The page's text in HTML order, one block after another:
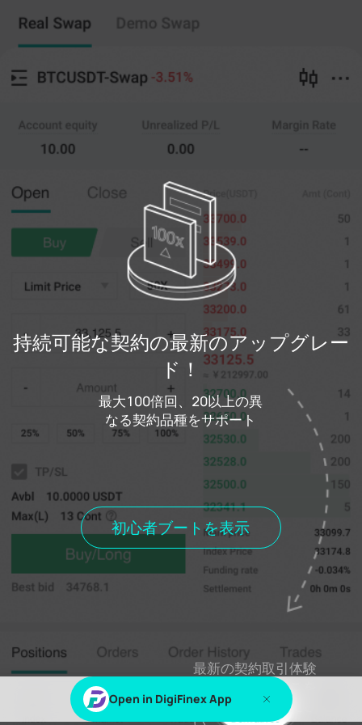
持続可能な契約 コピートレード
ポジションを開
く
クローゼット
最新の
開いた
100%
登録
(
開いた
コストファンドコスト
0.000%
距離料金の和解
00h00m00s
ポジションを保持します 現在の委員会 歴史委員会 歴史的取
現在位置 すべてのポジション
％sまたは％sこのコンテンツを表示します ログイン 登録
持続可能な契約の最新のアップグレー
ド！
最大100倍回、20以上の異
なる契約品種をサポート
初心者ブートを表示
最新の契約取引体験
を感じるにはここを
クリックしてくださ
Open in DigiFinex App